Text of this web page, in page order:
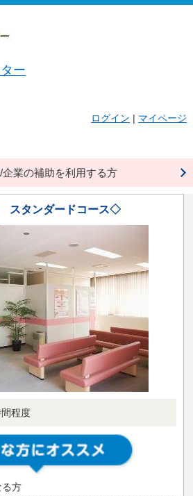
ー
ログイン | マイページ
業の補助を利用する方
スタンダードコース◇
程度
方